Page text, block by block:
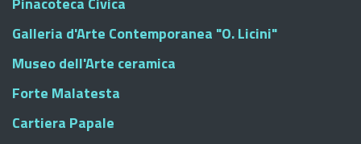
Galleria d'Arte Contemporanea "O. Licini"
Museo dell'Arte ceramica
Forte Malatesta
Cartiera Papale